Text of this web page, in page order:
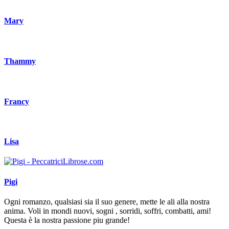
Mary
Thammy
Francy
Lisa
Pigi
Ogni romanzo, qualsiasi sia il suo genere, mette le ali alla nostra
anima. Voli in mondi nuovi, sogni , sorridi, soffri, combatti, ami!
Questa è la nostra passione piu grande!